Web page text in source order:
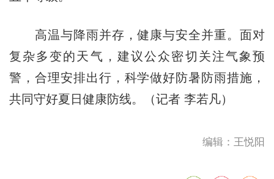
高温与降雨并存，健康与安全并重。面对
复杂多变的天气，建议公众密切关注气象预
警，合理安排出行，科学做好防暑防雨措施，
共同守好夏日健康防线。（记者 李若凡）
编辑：王悦阳